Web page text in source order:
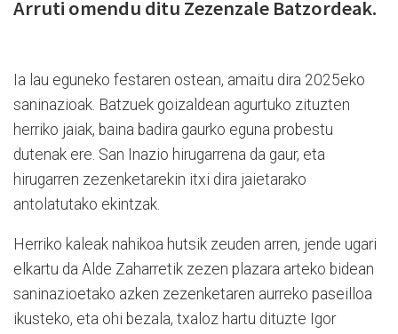
Arruti omendu ditu Zezenzale Batzordeak.
Ia lau eguneko festaren ostean, amaitu dira 2025eko
saninazioak. Batzuek goizaldean agurtuko zituzten
herriko jaiak, baina badira gaurko eguna probestu
dutenak ere. San Inazio hirugarrena da gaur, eta
hirugarren zezenketarekin itxi dira jaietarako
antolatutako ekintzak.
Herriko kaleak nahikoa hutsik zeuden arren, jende ugari
elkartu da Alde Zaharretik zezen plazara arteko bidean
saninazioetako azken zezenketaren aurreko paseilloa
ikusteko, eta ohi bezala, txaloz hartu dituzte Igor